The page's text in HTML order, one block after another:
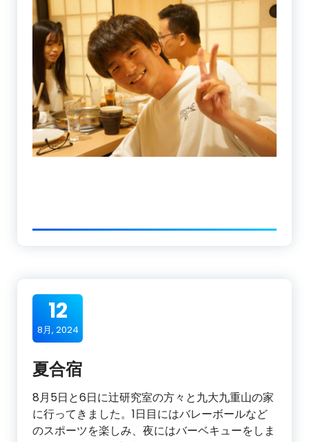
12
8月, 2024
夏合宿
8月5日と6日に辻研究室の方々と九大九重山の家
に行ってきました。1日目にはバレーボールなど
のスポーツを楽しみ、夜にはバーベキューをしま